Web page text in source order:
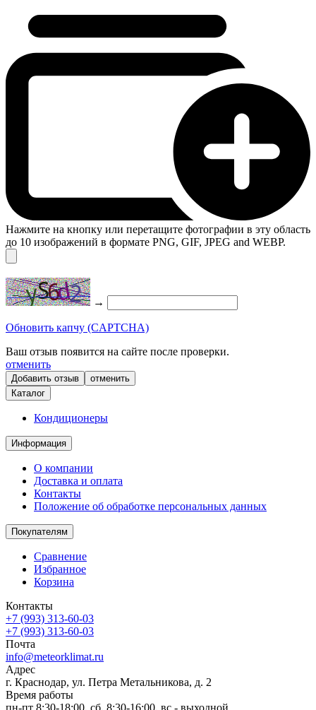
Нажмите на кнопку или перетащите фотографии в эту область
до 10 изображений в формате PNG, GIF, JPEG and WEBP.
→
Обновить капчу (CAPTCHA)
Ваш отзыв появится на сайте после проверки.
отменить
отменить
Каталог
Кондиционеры
Информация
О компании
Доставка и оплата
Контакты
Положение об обработке персональных данных
Покупателям
Сравнение
Избранное
Корзина
Контакты
+7 (993) 313-60-03
+7 (993) 313-60-03
Почта
info@meteorklimat.ru
Адрес
г. Краснодар, ул. Петра Метальникова, д. 2
Время работы